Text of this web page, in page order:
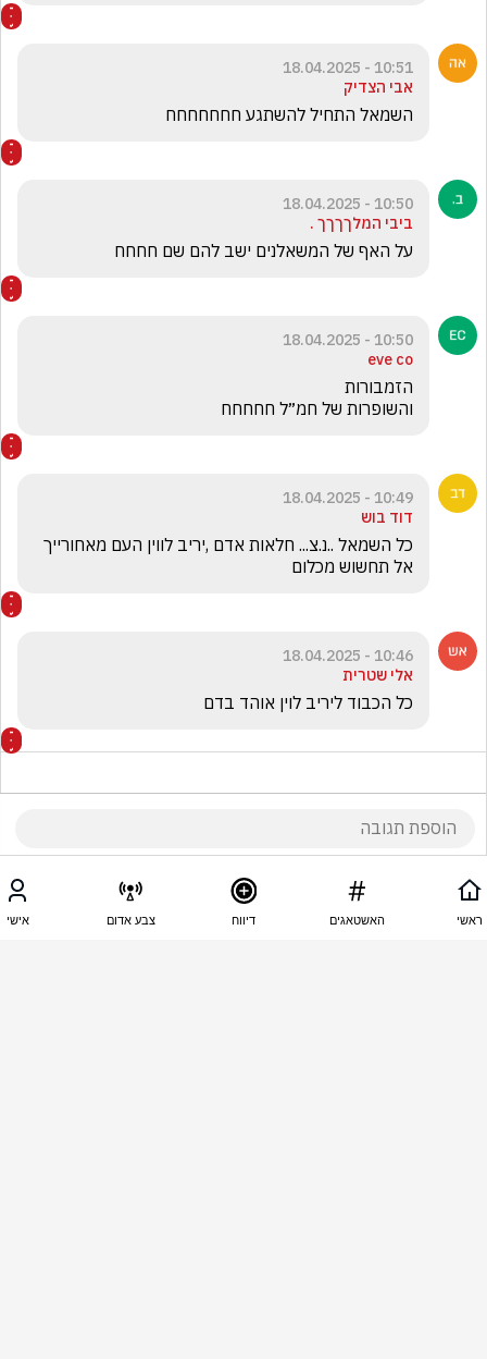
10:51 - 18.04.2025
אבי הצדיק
השמאל התחיל להשתגע חחחחחחח
10:50 - 18.04.2025
ביבי המלךךךך .
על האף של המשאלנים ישב להם שם חחחח
10:50 - 18.04.2025
eve co
והשופרות של חמ״ל חחחחח
10:49 - 18.04.2025
דוד בוש
אל תחשוש מכלום
10:46 - 18.04.2025
אלי שטרית
כל הכבוד ליריב לוין אוהד בדם
זהבה אפנגר
אלוף תוכלו את הלב שלכם קפלן חולי נפש ראשי האשטאגים דיווח צבע אדום אישי